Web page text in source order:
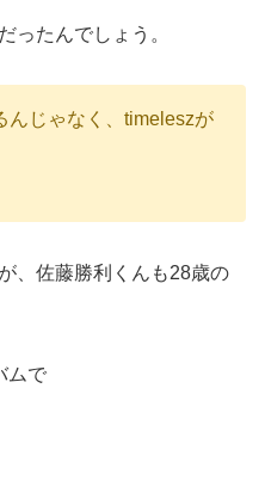
ったんでしょう。
んじゃなく、timeleszが
、佐藤勝利くんも28歳の
ムで